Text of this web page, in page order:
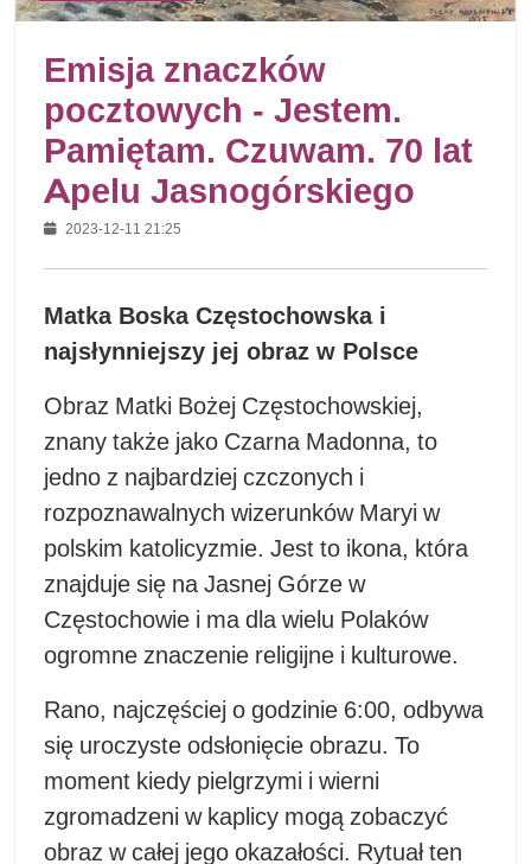
Emisja znaczków
pocztowych - Jestem.
Pamiętam. Czuwam. 70 lat
Apelu Jasnogórskiego
2023-12-11 21:25
Matka Boska Częstochowska i
najsłynniejszy jej obraz w Polsce
Obraz Matki Bożej Częstochowskiej,
znany także jako Czarna Madonna, to
jedno z najbardziej czczonych i
rozpoznawalnych wizerunków Maryi w
polskim katolicyzmie. Jest to ikona, która
znajduje się na Jasnej Górze w
Częstochowie i ma dla wielu Polaków
ogromne znaczenie religijne i kulturowe.
Rano, najczęściej o godzinie 6:00, odbywa
się uroczyste odsłonięcie obrazu. To
moment kiedy pielgrzymi i wierni
zgromadzeni w kaplicy mogą zobaczyć
obraz w całej jego okazałości. Rytuał ten